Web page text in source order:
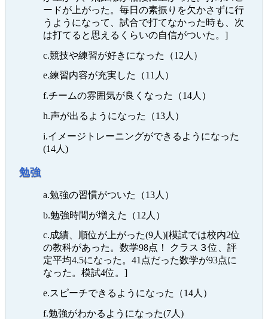
ードが上がった。毎日の素振りを欠かさずに行
うようになって、試合で打てなかった時も、次
は打てると思えるくらいの自信がついた。]
c.競技や練習が好きになった（12人）
e.練習内容が充実した（11人）
f.チームの雰囲気が良くなった（14人）
h.声が出るようになった（13人）
i.イメージトレーニングができるようになった
(14人)
勉強
a.勉強の習慣がついた（13人）
b.勉強時間が増えた（12人）
c.成績、順位が上がった(9人)[模試では校内2位
の教科があった。数学98点！ クラス３位、評
定平均4.5になった。41点だった数学が93点に
なった。模試4位。]
e.スピーチできるようになった（14人）
f.勉強がわかるようになった(7人)